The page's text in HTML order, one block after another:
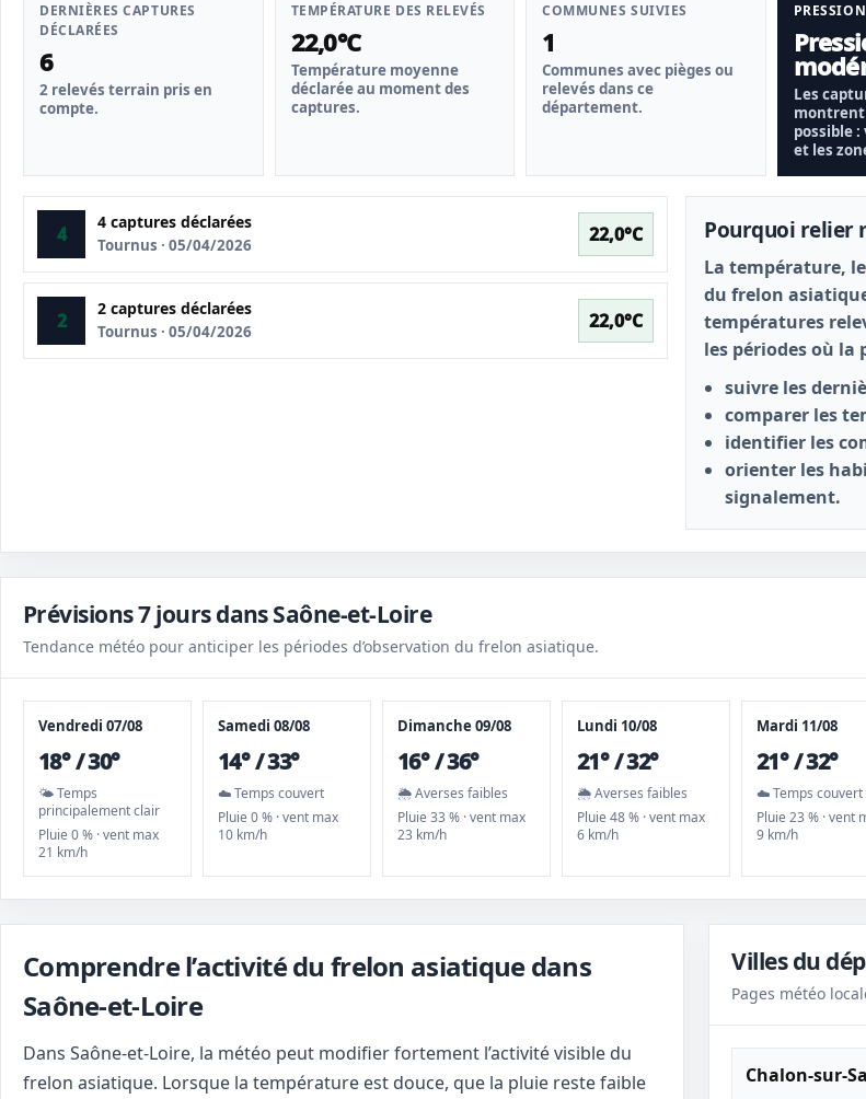
DERNIÈRES CAPTURES
DÉCLARÉES
6
2 relevés terrain pris en
compte.
TEMPÉRATURE DES RELEVÉS
22,0°C
Température moyenne
déclarée au moment des
captures.
COMMUNES SUIVIES
1
Communes avec pièges ou
relevés dans ce
département.
Les
possible
et les
4
4 captures déclarées
Tournus · 05/04/2026 22,0°C
2
2 captures déclarées
Tournus · 05/04/2026 22,0°C
Pourquoi relier
La température,
du frelon
températures
les périodes où la
suivre les
comparer les
identifier les
orienter les
signalement.
Prévisions 7 jours dans Saône-et-Loire
Tendance météo pour anticiper les périodes d’observation du frelon asiatique.
Vendredi 07/08
18° / 30°
🌤️ Temps
principalement clair
Pluie 0 % · vent max
21 km/h
Samedi 08/08
14° / 33°
☁️ Temps couvert
Pluie 0 % · vent max
10 km/h
Dimanche 09/08
16° / 36°
🌦️ Averses faibles
Pluie 33 % · vent max
23 km/h
Lundi 10/08
21° / 32°
🌦️ Averses faibles
Pluie 48 % · vent max
6 km/h
Mardi 11/08
21° / 32°
☁️ Temps couvert
Pluie 23 % · vent
9 km/h
Comprendre l’activité du frelon asiatique dans
Saône-et-Loire
Dans Saône-et-Loire, la météo peut modifier fortement l’activité visible du
frelon asiatique. Lorsque la température est douce, que la pluie reste faible
Villes du
Pages météo
Chalon-sur-